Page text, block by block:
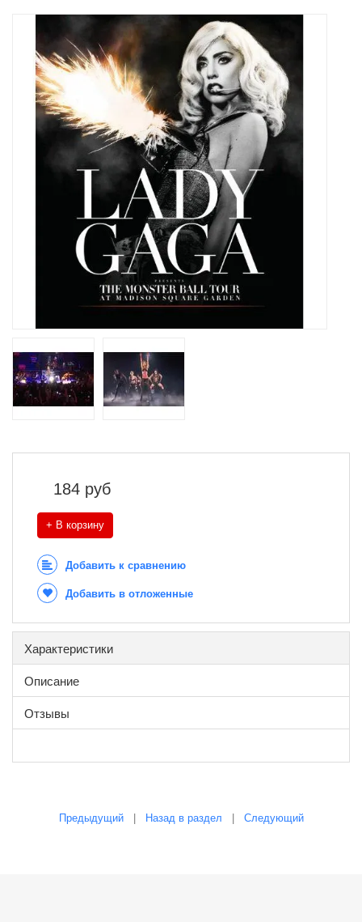
184 руб
+ В корзину
Добавить к сравнению
Добавить в отложенные
Характеристики
Описание
Отзывы
Предыдущий| Назад в раздел Следующий